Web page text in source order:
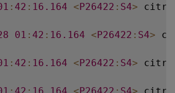
: 42 : 16.164 <P26422 : S4>
01 : 42 : 16.164 <P26422 : S4>
: 42 : 16.164 <P26422 : S4>
: 42 : 16.164 <P26422 : S4>